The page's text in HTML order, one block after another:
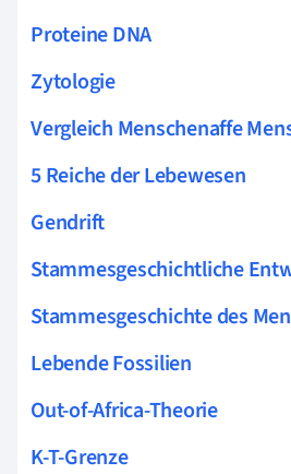
Proteine DNA
Zytologie
Vergleich Menschenaffe
5 Reiche der Lebewesen
Gendrift
Stammesgeschichtliche
Stammesgeschichte des
Lebende Fossilien
Out-of-Africa-Theorie
K-T-Grenze